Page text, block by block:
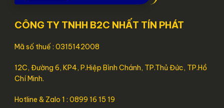
CÔNG TY TNHH B2C NHẤT TÍN PHÁT
Mã số thuế : 0315142008
12C, Đường 6, KP4, P.Hiệp Bình Chánh, TP.Thủ Đức, TP.Hồ
Chí Minh.
Hotline & Zalo 1 : 0899 16 15 19